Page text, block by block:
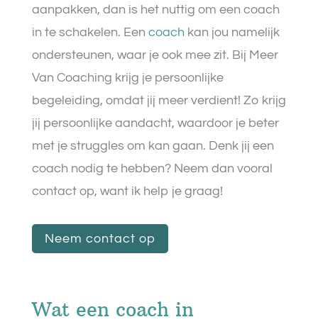
aanpakken, dan is het nuttig om een coach
in te schakelen. Een coach kan jou namelijk
ondersteunen, waar je ook mee zit. Bij Meer
Van Coaching krijg je persoonlijke
begeleiding, omdat jij meer verdient! Zo krijg
jij persoonlijke aandacht, waardoor je beter
met je struggles om kan gaan. Denk jij een
coach nodig te hebben? Neem dan vooral
contact op, want ik help je graag!
Neem contact op
Wat een coach in